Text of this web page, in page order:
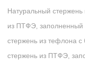
Натуральный
из ПТФЭ,
стержень из тефлона
стержень из ПТФЭ,